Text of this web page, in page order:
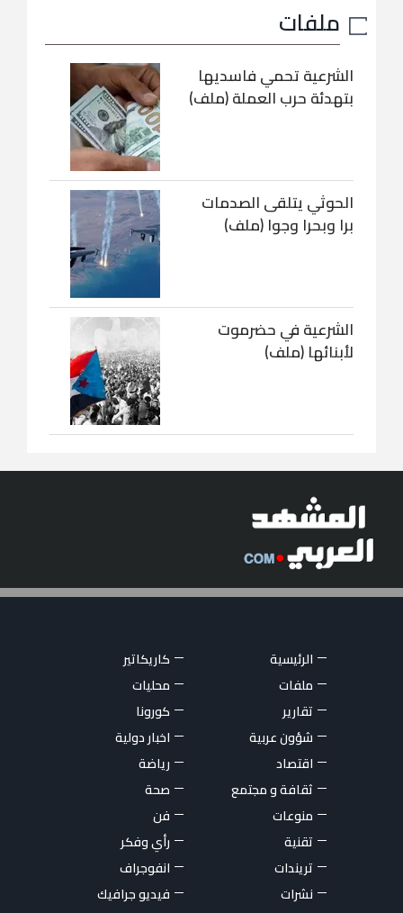
ملفات
الشرعية تحمي فاسديها
بتهدئة حرب العملة (ملف)
الحوثي يتلقى الصدمات
برا وبحرا وجوا (ملف)
الشرعية في حضرموت
لأبنائها (ملف)
الرئيسية
كاريكاتير
ملفات
محليات
تقارير
كورونا
شؤون عربية
اخبار دولية
اقتصاد
رياضة
ثقافة و مجتمع
صحة
منوعات
فن
تقنية
رأي وفكر
تريندات
انفوجراف
نشرات
فيديو جرافيك